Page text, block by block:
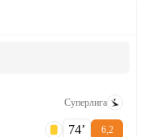
Суперлига
74‎’‎ 6,2